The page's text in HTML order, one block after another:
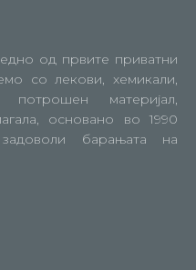
од првите приватни
со лекови, хемикали,
потрошен материјал,
основано во 1990
барањата на